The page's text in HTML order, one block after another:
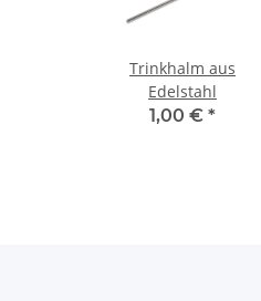
Trinkhalm aus
Edelstahl
1,00 € *